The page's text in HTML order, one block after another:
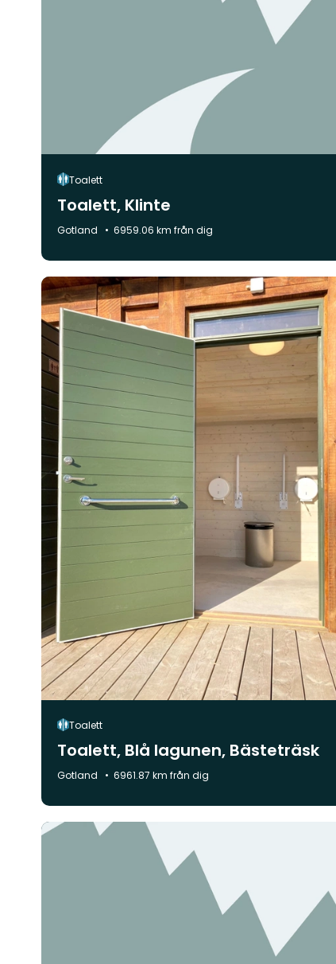
Toalett
Toalett, Klinte
Kommun:
Gotland 6959.06 km från dig
Toalett
Toalett, Blå lagunen, Bästeträsk
Kommun:
Gotland 6961.87 km från dig